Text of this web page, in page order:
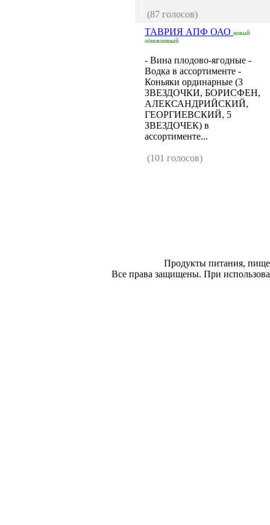
(87 голосов)
ТАВРИЯ АПФ ОАО новый
обновленный
- Вина плодово-ягодные -
Водка в ассортименте -
Коньяки ординарные (3
ЗВЕЗДОЧКИ, БОРИСФЕН,
АЛЕКСАНДРИЙСКИЙ,
ГЕОРГИЕВСКИЙ, 5
ЗВЕЗДОЧЕК) в
ассортименте...
(101 голосов)
Продукты питания,
Все права защищены. При